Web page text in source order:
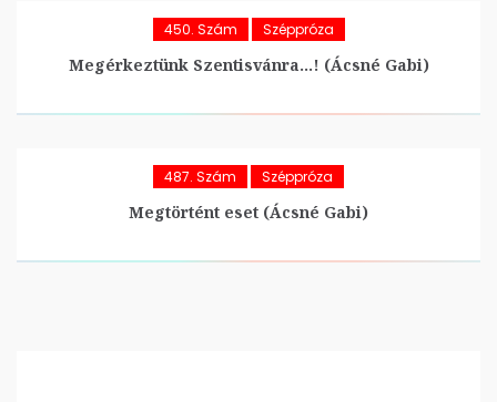
450. Szám Széppróza
Megérkeztünk Szentisvánra…! (Ácsné Gabi)
487. Szám Széppróza
Megtörtént eset (Ácsné Gabi)